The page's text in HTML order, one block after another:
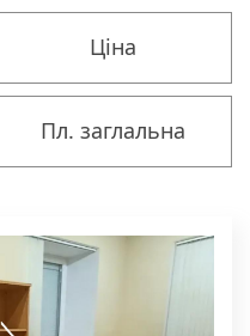
Ціна
Пл. заглальна